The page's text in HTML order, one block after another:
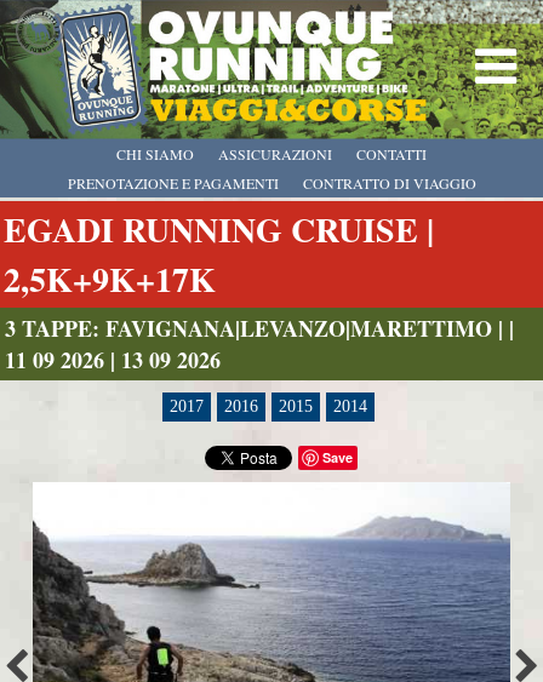
CHI SIAMO
PRENOTAZIONE E PAGAMENTI
CONTRATTO DI VIAGGIO
ASSICURAZIONI CONTATTI
EGADI RUNNING CRUISE |
2,5K+9K+17K
3 TAPPE: FAVIGNANA|LEVANZO|MARETTIMO | |
11 09 2026 | 13 09 2026
2017 2016 2015 2014
Save